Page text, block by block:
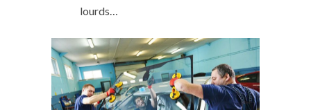
lourds…